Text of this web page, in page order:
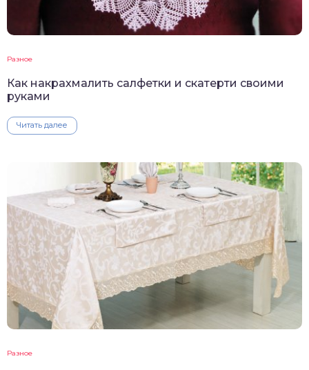
Разное
Как накрахмалить салфетки и скатерти своими
руками
Читать далее
Разное